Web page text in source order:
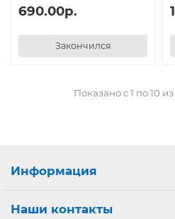
690.00р.
Закончился
Показано с 1 по 10
Информация
Наши контакты